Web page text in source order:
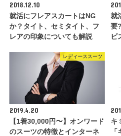
2018.12.10
就活にフレアスカートはNG
か？タイト、セミタイト、フ
レアの印象についても解説
就
要
ビ
レディーススーツ
2019.4.20
【1着30,000円〜】オンワード
のスーツの特徴とインターネ
キ